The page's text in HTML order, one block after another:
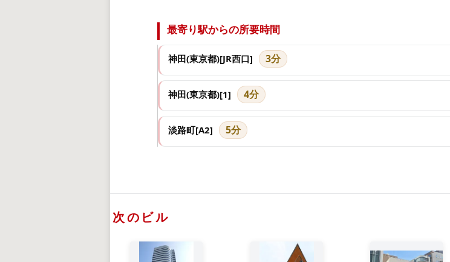
最寄り駅からの所要時間
神田(東京都)[JR西口] 3分
神田(東京都)[1] 4分
淡路町[A2] 5分
次のビル